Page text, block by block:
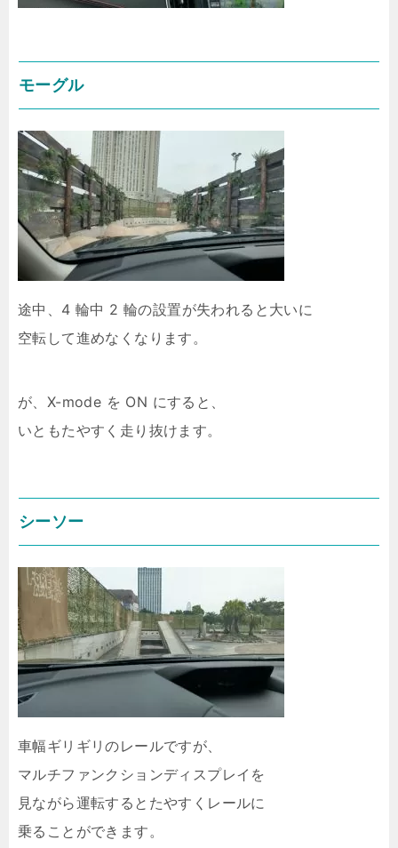
モーグル
途中、4 輪中 2 輪の設置が失われると大いに
空転して進めなくなります。
が、X-mode を ON にすると、
いともたやすく走り抜けます。
シーソー
車幅ギリギリのレールですが、
マルチファンクションディスプレイを
見ながら運転するとたやすくレールに
乗ることができます。